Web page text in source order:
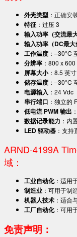
外壳类型 ： 正确安
特征 ：过压 3
输入功率（交流最
输入功率（DC最大
工作温度 ：–30°C
分辨率 ：800 x
屏幕大小：8.5 英寸
储存温度 ：–30°C
电源输入 ：24 Vdc
串行端口 ：独立的
低电流 PWM 输出
数据记录能力 ：内
LED 驱动器 ：支
ARND-4199A
域：
工业自动化：适用
制造业 ：可用于制
机器人技术 ：适合
工厂自动化：可用
免责声明：